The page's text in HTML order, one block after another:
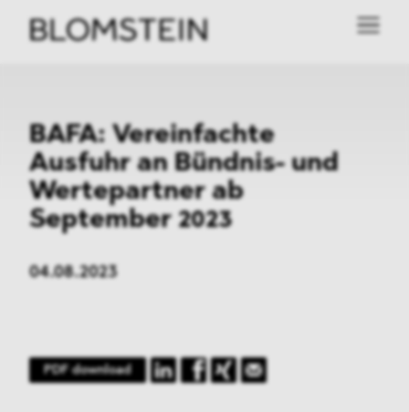
BAFA: Vereinfachte
Ausfuhr an Bündnis- und
Wertepartner ab
September 2023
04.08.2023
PDF download